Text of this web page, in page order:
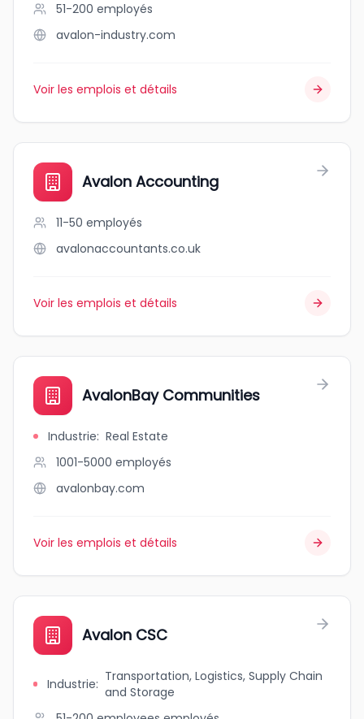
51-200 employés
avalon-industry.com
Voir les emplois et détails
Avalon Accounting
11-50 employés
avalonaccountants.co.uk
Voir les emplois et détails
AvalonBay Communities
Industrie: Real Estate
1001-5000 employés
avalonbay.com
Voir les emplois et détails
Avalon CSC
Industrie: Transportation, Logistics, Supply Chain
and Storage